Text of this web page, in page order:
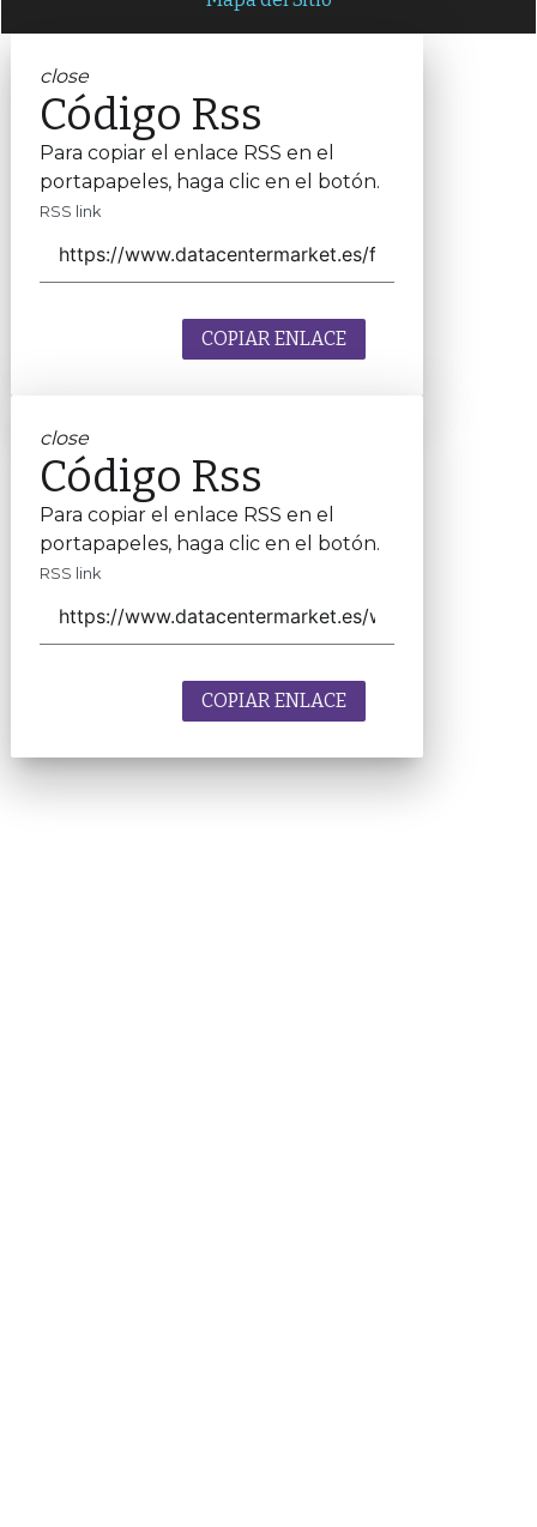
close
Código Rss
Para copiar el enlace RSS en el
portapapeles, haga clic en el botón.
RSS link
COPIAR ENLACE
close
Código Rss
Para copiar el enlace RSS en el
portapapeles, haga clic en el botón.
RSS link
COPIAR ENLACE